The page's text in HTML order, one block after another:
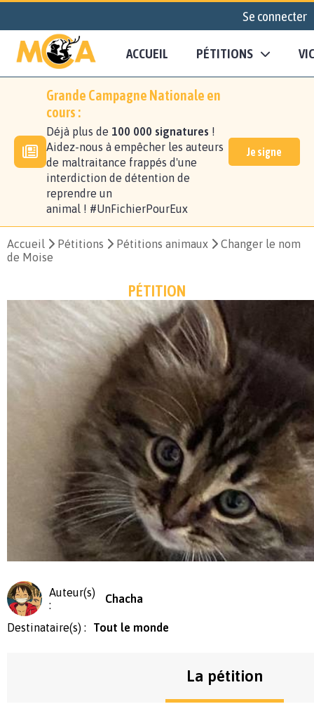
Se connecter
ACCUEIL PÉTITIONS
Grande Campagne Nationale en
cours :
Déjà plus de 100 000 signatures !
Aidez-nous à empêcher les auteurs
de maltraitance frappés d'une
interdiction de détention de
reprendre un
animal ! #UnFichierPourEux
Je signe
Accueil Pétitions Pétitions animaux
Changer le nom
de Moise
PÉTITION
Auteur(s)
:
Chacha
Destinataire(s) : Tout le monde
La pétition